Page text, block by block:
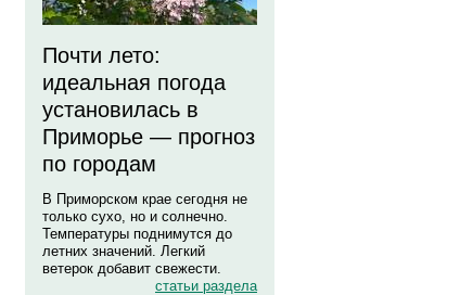
Почти лето:
идеальная погода
установилась в
Приморье — прогноз
по городам
В Приморском крае сегодня не
только сухо, но и солнечно.
Температуры поднимутся до
летних значений. Легкий
ветерок добавит свежести.
статьи раздела